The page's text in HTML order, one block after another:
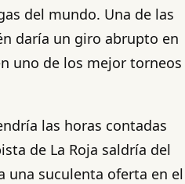
del mundo. Una de las
daría un giro abrupto en
uno de los mejor torneos
las horas contadas
de La Roja saldría del
una suculenta oferta en el